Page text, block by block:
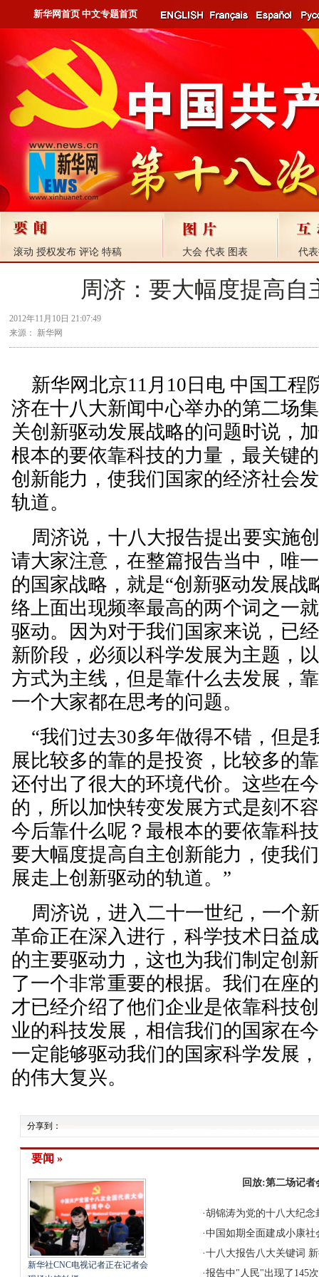
新华网首页 中文专题首页
滚动 授权发布 评论 特稿 大会 代表 图表 代
周济：要大幅度提高自
2012年11月10日 21:07:49
来源： 新华网
新华网北京11月10日电 中国工程
济在十八大新闻中心举办的第二场
关创新驱动发展战略的问题时说，
根本的要依靠科技的力量，最关键
创新能力，使我们国家的经济社会
轨道。
周济说，十八大报告提出要实施
请大家注意，在整篇报告当中，唯
的国家战略，就是“创新驱动发展战
络上面出现频率最高的两个词之一
驱动。因为对于我们国家来说，已
新阶段，必须以科学发展为主题，
方式为主线，但是靠什么去发展，
一个大家都在思考的问题。
“我们过去30多年做得不错，但是
展比较多的靠的是投资，比较多的
还付出了很大的环境代价。这些在
的，所以加快转变发展方式是刻不
今后靠什么呢？最根本的要依靠科
要大幅度提高自主创新能力，使我
展走上创新驱动的轨道。”
周济说，进入二十一世纪，一个
革命正在深入进行，科学技术日益
的主要驱动力，这也为我们制定创
了一个非常重要的根据。我们在座
才已经介绍了他们企业是依靠科技
业的科技发展，相信我们的国家在
一定能够驱动我们的国家科学发展
的伟大复兴。
分享到：
要闻 »
新华社CNC电视记者正在记者会
回放:第二场记者
·胡锦涛为党的十八大纪念
·中国如期全面建成小康
·十八大报告八大关键词
·报告中"人民"出现了145次